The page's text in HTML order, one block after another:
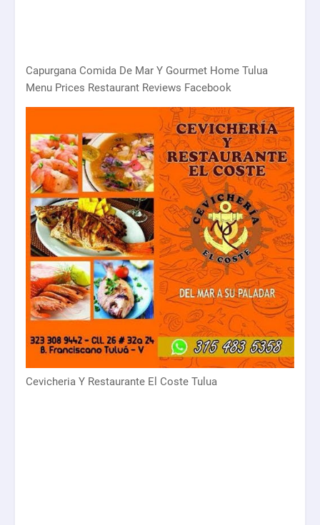
Capurgana Comida De Mar Y Gourmet Home Tulua
Menu Prices Restaurant Reviews Facebook
Cevicheria Y Restaurante El Coste Tulua